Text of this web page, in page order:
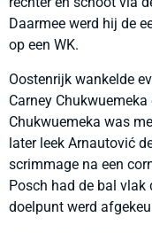
Daarmee werd hij de
op een WK.
Oostenrijk wankelde
Carney
Chukwuemeka was
later leek Arnautović
scrimmage na een
Posch had de bal vlak
doelpunt werd